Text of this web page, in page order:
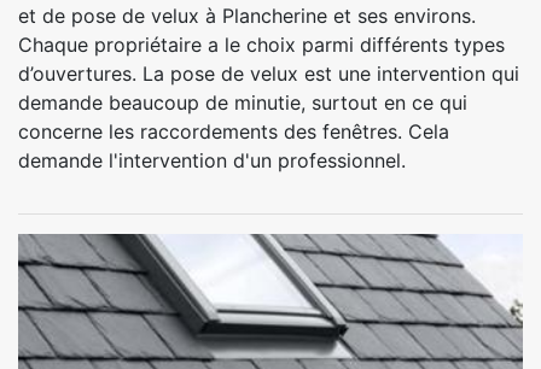
et de pose de velux à Plancherine et ses environs.
Chaque propriétaire a le choix parmi différents types
d’ouvertures. La pose de velux est une intervention qui
demande beaucoup de minutie, surtout en ce qui
concerne les raccordements des fenêtres. Cela
demande l'intervention d'un professionnel.